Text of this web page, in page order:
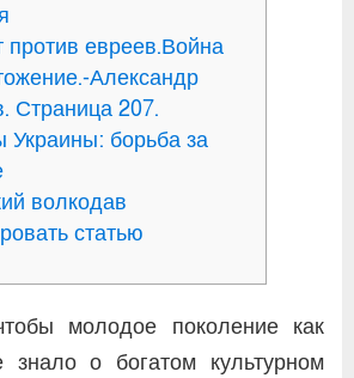
против евреев.Война
Александр
Страница 207.
Украины: борьба за
волкодав
статью
молодое поколение как
о богатом культурном